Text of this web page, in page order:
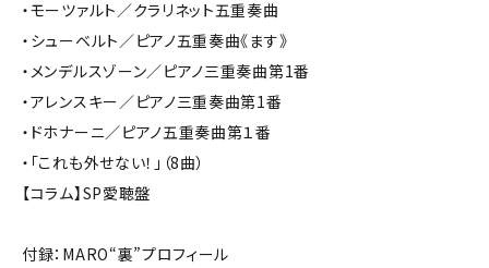
・モーツァルト／クラリネット五重奏曲
・シューベルト／ピアノ五重奏曲《ます》
・メンデルスゾーン／ピアノ三重奏曲第1番
・アレンスキー／ピアノ三重奏曲第1番
・ドホナーニ／ピアノ五重奏曲第１番
・「これも外せない！」（8曲）
【コラム】SP愛聴盤
付録：MARO“裏”プロフィール